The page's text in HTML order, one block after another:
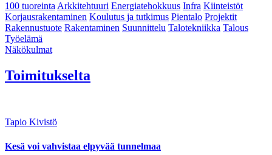
100 tuoreintaArkkitehtuuri Energiatehokkuus Infra Kiinteistöt
Korjausrakentaminen Koulutus ja tutkimus Pientalo Projektit
Rakennustuote Rakentaminen Suunnittelu Talotekniikka Talous
Työelämä
Näkökulmat
Toimitukselta
Tapio Kivistö
Kesä voi vahvistaa elpyvää tunnelmaa